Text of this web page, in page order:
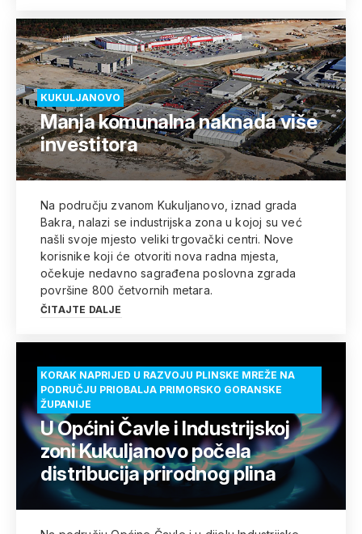
KUKULJANOVO
Manja komunalna naknada više
investitora
Na području zvanom Kukuljanovo, iznad grada
Bakra, nalazi se industrijska zona u kojoj su već
našli svoje mjesto veliki trgovački centri. Nove
korisnike koji će otvoriti nova radna mjesta,
očekuje nedavno sagrađena poslovna zgrada
površine 800 četvornih metara.
ČITAJTE DALJE
KORAK NAPRIJED U RAZVOJU PLINSKE MREŽE NA
PODRUČJU PRIOBALJA PRIMORSKO GORANSKE
ŽUPANIJE
U Općini Čavle i Industrijskoj
zoni Kukuljanovo počela
distribucija prirodnog plina